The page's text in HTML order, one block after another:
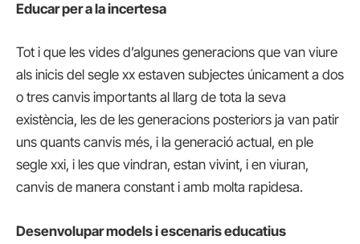
Educar per a la incertesa
Tot i que les vides d’algunes generacions que van viure
als inicis del segle xx estaven subjectes únicament a dos
o tres canvis importants al llarg de tota la seva
existència, les de les generacions posteriors ja van patir
uns quants canvis més, i la generació actual, en ple
segle xxi, i les que vindran, estan vivint, i en viuran,
canvis de manera constant i amb molta rapidesa.
Desenvolupar models i escenaris educatius